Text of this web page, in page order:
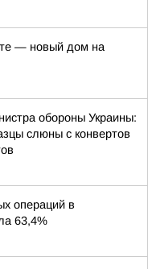
— новый дом на
обороны Украины:
слюны с конвертов
операций в
63,4%